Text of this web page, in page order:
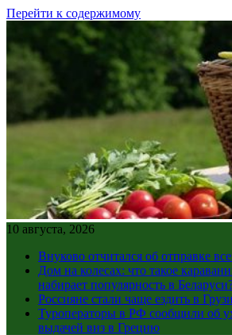
Перейти к содержимому
10 августа, 2026
Внуково отчитался об отправке
Дом на колесах: что такое
набирает популярность в
Россияне стали чаще ездить в
Туроператоры в РФ сообщили об
выдачей виз в Грецию